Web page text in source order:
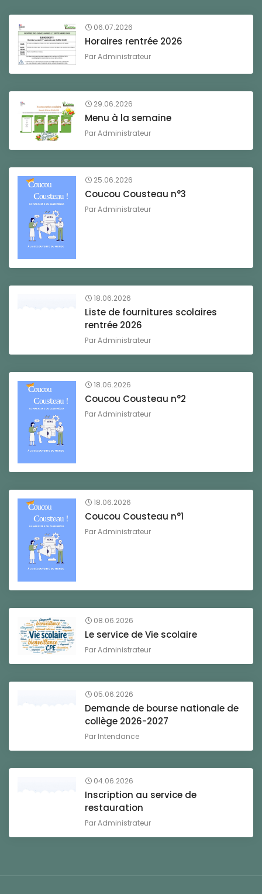
06.07.2026
Horaires rentrée 2026
ParAdministrateur
29.06.2026
Menu à la semaine
ParAdministrateur
25.06.2026
Coucou Cousteau n°3
ParAdministrateur
18.06.2026
Liste de fournitures scolaires
rentrée 2026
ParAdministrateur
18.06.2026
Coucou Cousteau n°2
ParAdministrateur
18.06.2026
Coucou Cousteau n°1
ParAdministrateur
08.06.2026
Le service de Vie scolaire
ParAdministrateur
05.06.2026
Demande de bourse nationale de
collège 2026-2027
Par Intendance
04.06.2026
Inscription au service de
restauration
ParAdministrateur